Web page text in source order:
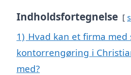
Indholdsfortegnelse
1) Hvad kan et firma med
kontorrengøring i
med?